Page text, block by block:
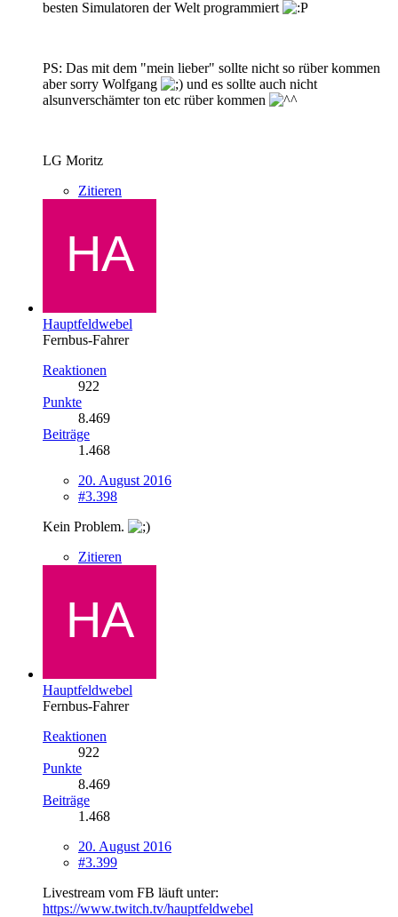
besten Simulatoren der Welt programmiert
PS: Das mit dem "mein lieber" sollte nicht so rüber kommen
aber sorry Wolfgang
und es sollte auch nicht
alsunverschämter ton etc rüber kommen
LG Moritz
Zitieren
Hauptfeldwebel
Fernbus-Fahrer
Reaktionen
922
Punkte
8.469
Beiträge
1.468
20. August 2016
#3.398
Kein Problem.
Zitieren
Hauptfeldwebel
Fernbus-Fahrer
Reaktionen
922
Punkte
8.469
Beiträge
1.468
20. August 2016
#3.399
Livestream vom FB läuft unter:
https://www.twitch.tv/hauptfeldwebel